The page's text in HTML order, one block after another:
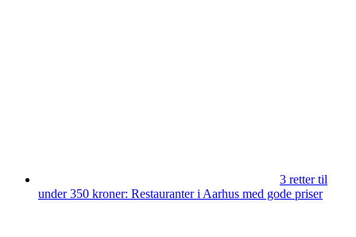
3 retter til
under 350 kroner: Restauranter i Aarhus med gode priser